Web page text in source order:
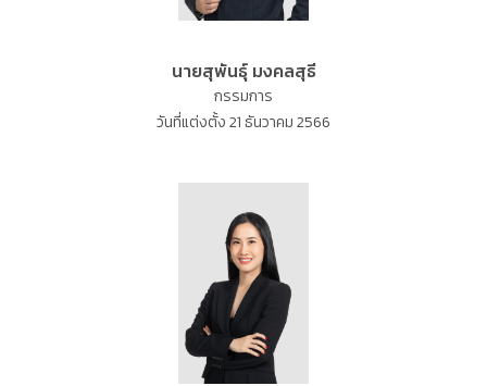
นายสุพันธุ์ มงคลสุธี
กรรมการ
วันที่แต่งตั้ง 21 ธันวาคม 2566